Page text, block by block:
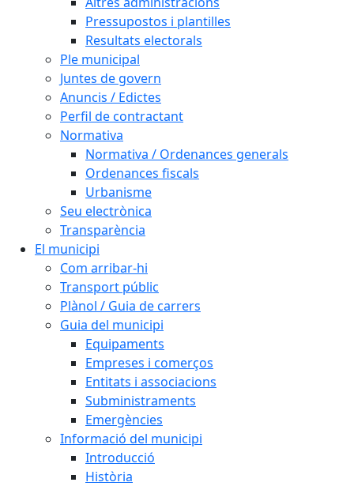
Pressupostos i plantilles
Resultats electorals
Ple municipal
Juntes de govern
Anuncis / Edictes
Perfil de contractant
Normativa
Normativa / Ordenances generals
Ordenances fiscals
Urbanisme
Seu electrònica
Transparència
El municipi
Com arribar-hi
Transport públic
Plànol / Guia de carrers
Guia del municipi
Equipaments
Empreses i comerços
Entitats i associacions
Subministraments
Emergències
Informació del municipi
Introducció
Història